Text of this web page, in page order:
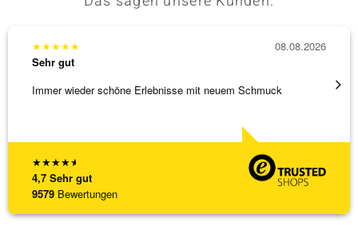
★★★★★
4,7 Sehr gut
9579 Bewertungen
★★★★★
Sehr gut
Immer wieder schöne Erlebnisse mit neuem Schmuck
08.08.2026